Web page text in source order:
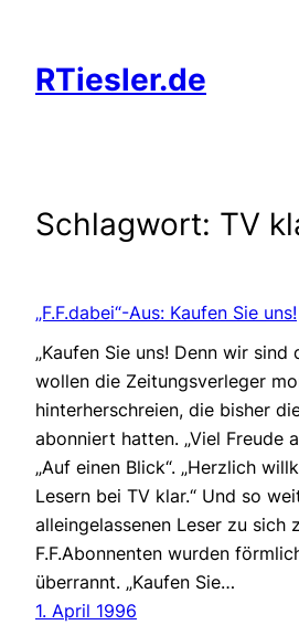
springen
RTiesler.de
Schlagwort: TV
„F.F.dabei“-Aus: Kaufen Sie uns!
„Kaufen Sie uns! Denn wir sind
wollen die Zeitungsverleger
hinterherschreien, die bisher die
abonniert hatten. „Viel Freude
„Auf einen Blick“. „Herzlich
Lesern bei TV klar.“ Und so
alleingelassenen Leser zu sich
F.F.Abonnenten wurden
überrannt. „Kaufen Sie…
1. April 1996